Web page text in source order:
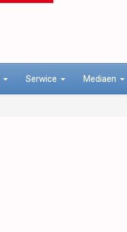
Serwice Mediaen